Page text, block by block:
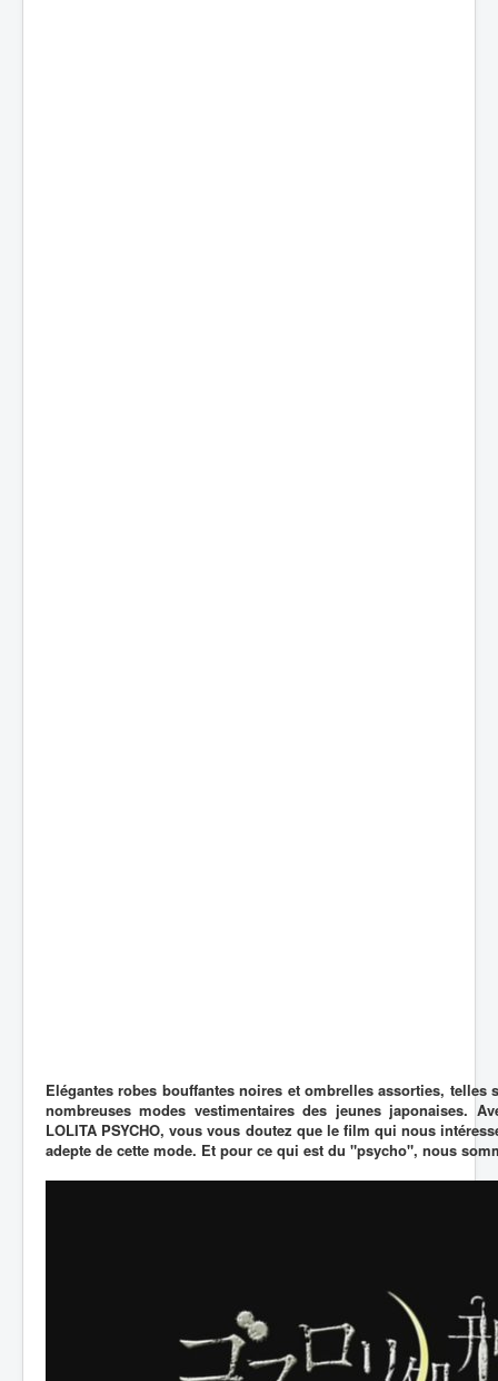
Elégantes robes bouffantes noires et ombrelles assorties, telles
nombreuses modes vestimentaires des jeunes japonaises.
LOLITA PSYCHO, vous vous doutez que le film qui nous
adepte de cette mode. Et pour ce qui est du "psycho", nous